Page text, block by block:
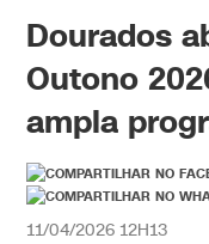
Dourados
Outono
ampla
11/04/2026 12H13